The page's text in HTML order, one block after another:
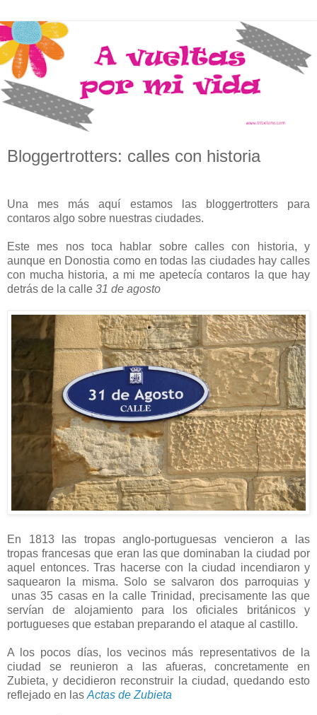
Bloggertrotters: calles con historia
Una mes más aquí estamos las bloggertrotters para
contaros algo sobre nuestras ciudades.
Este mes nos toca hablar sobre calles con historia, y
aunque en Donostia como en todas las ciudades hay calles
con mucha historia, a mi me apetecía contaros la que hay
detrás de la calle 31 de agosto
En 1813 las tropas anglo-portuguesas vencieron a las
tropas francesas que eran las que dominaban la ciudad por
aquel entonces. Tras hacerse con la ciudad incendiaron y
saquearon la misma. Solo se salvaron dos parroquias y
unas 35 casas en la calle Trinidad, precisamente las que
servían de alojamiento para los oficiales británicos y
portugueses que estaban preparando el ataque al castillo.
A los pocos días, los vecinos más representativos de la
ciudad se reunieron a las afueras, concretamente en
Zubieta, y decidieron reconstruir la ciudad, quedando esto
reflejado en las Actas de Zubieta